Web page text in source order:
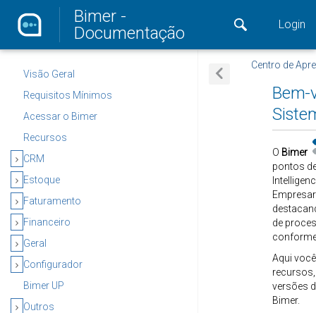
Bimer -
Documentação
Login
Visão Geral
Requisitos Mínimos
Acessar o Bimer
Recursos
CRM
Estoque
Faturamento
Financeiro
Geral
Configurador
Bimer UP
Outros
Centro de
Bem-
O Bimer
pontos
de
Aqui
versões
Bimer.